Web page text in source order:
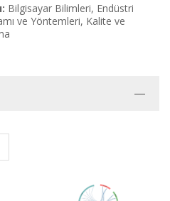
Bilgisayar Bilimleri, Endüstri
ve Yöntemleri, Kalite ve